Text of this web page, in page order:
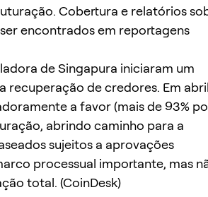
Cobertura e relatórios
encontrados em reportagens
de Singapura iniciaram um
recuperação de credores. Em
a favor (mais de 93%
abrindo caminho para a
sujeitos a aprovações
processual importante, mas
total. (CoinDesk)